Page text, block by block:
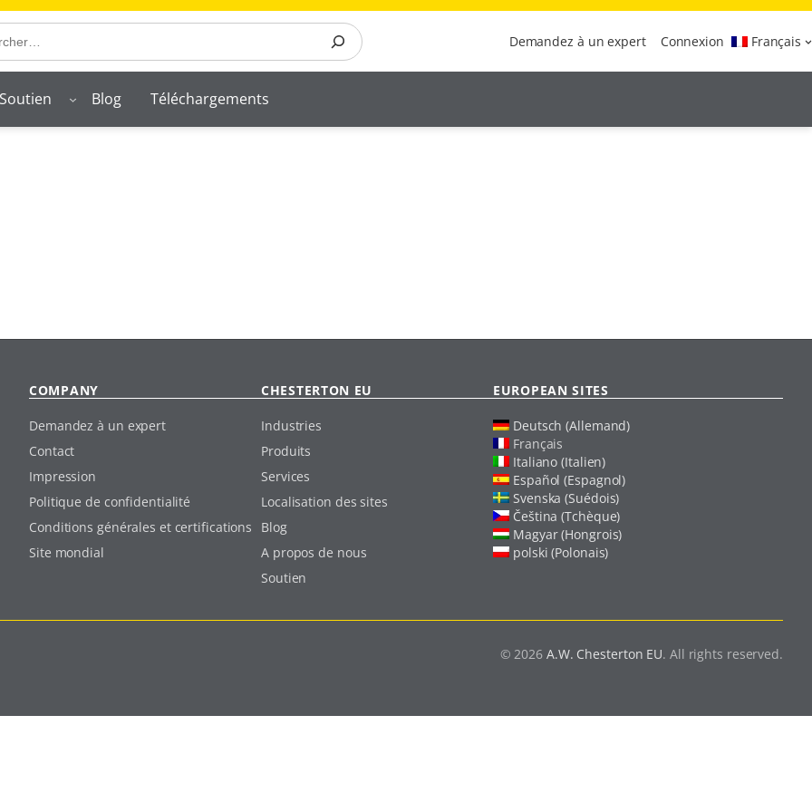
Demandez à un expert Connexion Français
Soutien Blog Téléchargements
COMPANY
Demandez à un expert
Contact
Impression
Politique de confidentialité
Conditions générales et certifications
Site mondial
CHESTERTON EU
Industries
Produits
Services
Localisation des sites
Blog
A propos de nous
Soutien
EUROPEAN SITES
Deutsch (Allemand)
Français
Italiano (Italien)
Español (Espagnol)
Svenska (Suédois)
Čeština (Tchèque)
Magyar (Hongrois)
polski (Polonais)
© 2026 A.W. Chesterton EU. All rights reserved.